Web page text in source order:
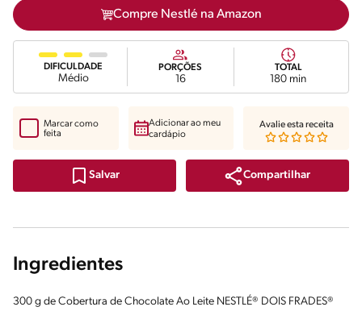
Compre Nestlé na Amazon
DIFICULDADE
Médio
PORÇÕES
16
TOTAL
180 min
Salvar Compartilhar
Marcar como
feita
Adicionar ao meu
cardápio
Avalie esta receita
Ingredientes
300 g de Cobertura de Chocolate Ao Leite NESTLÉ® DOIS FRADES®